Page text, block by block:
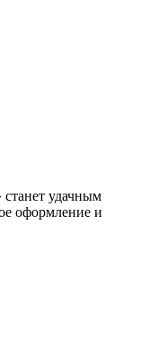
удачным
оформление и